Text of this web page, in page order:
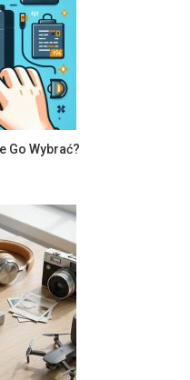
Go Wybrać?